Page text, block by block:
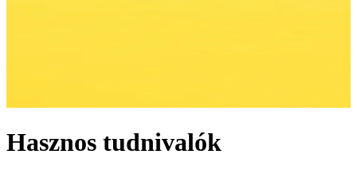
Hasznos tudnivalók